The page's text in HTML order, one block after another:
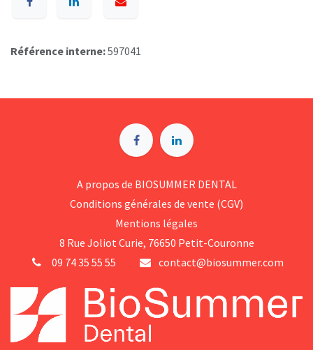
Référence interne:597041
A p​ropos de BIOSUMMER DENTAL
Conditions générales d​e vente (CGV)
Mentions légales
8 Rue Jol​iot Curie, 76650 Petit-Couronne
09 74 35 55 55
contact@biosummer.com